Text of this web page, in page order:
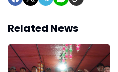
Related News